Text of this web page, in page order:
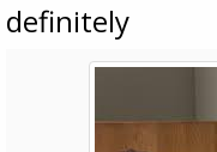
definitely